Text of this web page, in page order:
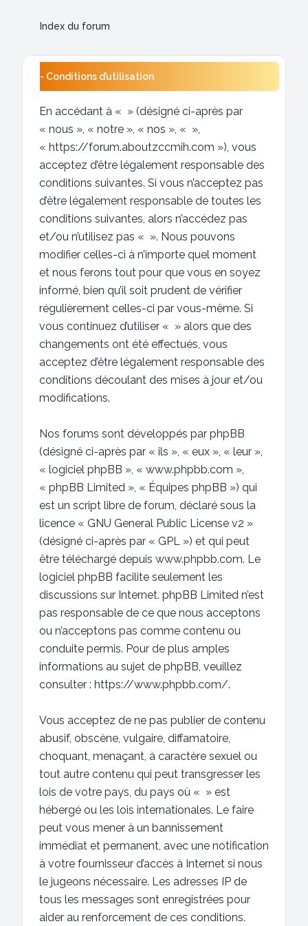
Index du forum
- Conditions d’utilisation
En accédant à « » (désigné ci-après par
« nous », « notre », « nos », « »,
« https://forum.aboutzccmih.com »), vous
acceptez d’être légalement responsable des
conditions suivantes. Si vous n’acceptez pas
d’être légalement responsable de toutes les
conditions suivantes, alors n’accédez pas
et/ou n’utilisez pas « ». Nous pouvons
modifier celles-ci à n’importe quel moment
et nous ferons tout pour que vous en soyez
informé, bien qu’il soit prudent de vérifier
régulièrement celles-ci par vous-même. Si
vous continuez d’utiliser « » alors que des
changements ont été effectués, vous
acceptez d’être légalement responsable des
conditions découlant des mises à jour et/ou
modifications.
Nos forums sont développés par phpBB
(désigné ci-après par « ils », « eux », « leur »,
« logiciel phpBB », « www.phpbb.com »,
« phpBB Limited », « Équipes phpBB ») qui
est un script libre de forum, déclaré sous la
licence « GNU General Public License v2 »
(désigné ci-après par « GPL ») et qui peut
être téléchargé depuis www.phpbb.com. Le
logiciel phpBB facilite seulement les
discussions sur Internet. phpBB Limited n’est
pas responsable de ce que nous acceptons
ou n’acceptons pas comme contenu ou
conduite permis. Pour de plus amples
informations au sujet de phpBB, veuillez
consulter : https://www.phpbb.com/.
Vous acceptez de ne pas publier de contenu
abusif, obscène, vulgaire, diffamatoire,
choquant, menaçant, à caractère sexuel ou
tout autre contenu qui peut transgresser les
lois de votre pays, du pays où « » est
hébergé ou les lois internationales. Le faire
peut vous mener à un bannissement
immédiat et permanent, avec une notification
à votre fournisseur d’accès à Internet si nous
le jugeons nécessaire. Les adresses IP de
tous les messages sont enregistrées pour
aider au renforcement de ces conditions.